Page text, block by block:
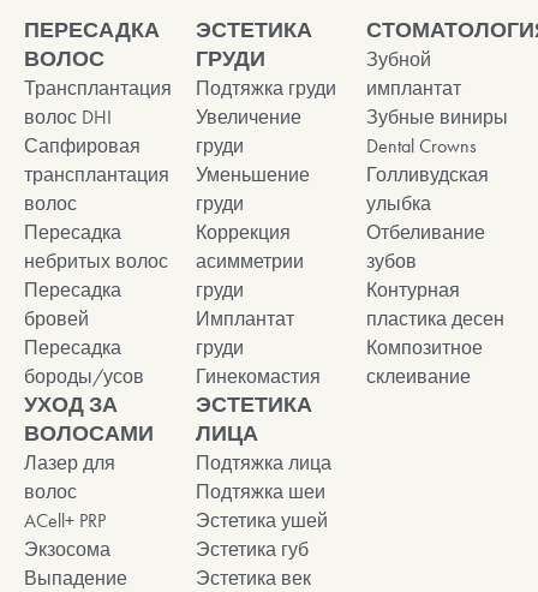
ПЕРЕСАДКА
ВОЛОС
Трансплантация
волос DHI
Сапфировая
трансплантация
волос
Пересадка
небритых волос
Пересадка
бровей
Пересадка
бороды/усов
УХОД ЗА
ВОЛОСАМИ
Лазер для
волос
ACell+ PRP
Экзосома
Выпадение
ЭСТЕТИКА
ГРУДИ
Подтяжка груди
Увеличение
груди
Уменьшение
груди
Коррекция
асимметрии
груди
Имплантат
груди
Гинекомастия
ЭСТЕТИКА
ЛИЦА
Подтяжка лица
Подтяжка шеи
Эстетика ушей
Эстетика губ
Эстетика век
Зубной
имплантат
Зубные виниры
Dental Crowns
Голливудская
улыбка
Отбеливание
зубов
Контурная
пластика десен
Композитное
склеивание